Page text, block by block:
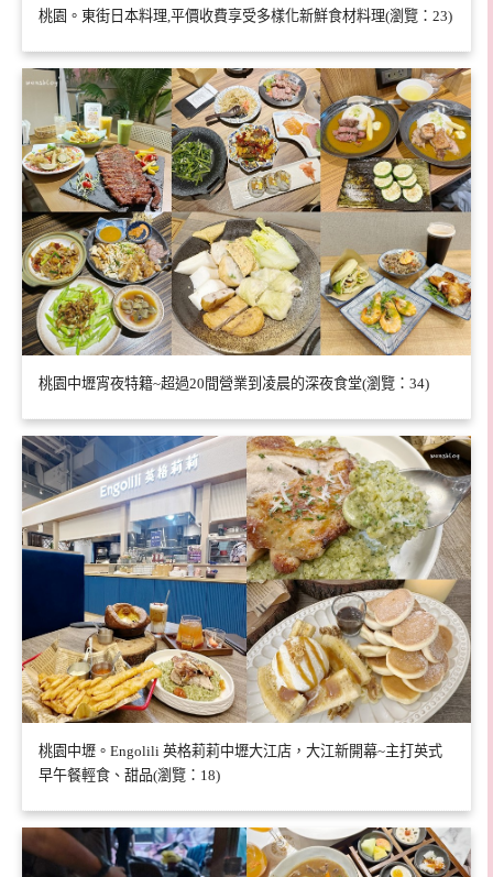
桃園。東街日本料理,平價收費享受多樣化新鮮食材料理(瀏覽：23)
桃園中壢宵夜特籍~超過20間營業到凌晨的深夜食堂(瀏覽：34)
桃園中壢。Engolili 英格莉莉中壢大江店，大江新開幕~主打英式
早午餐輕食、甜品(瀏覽：18)